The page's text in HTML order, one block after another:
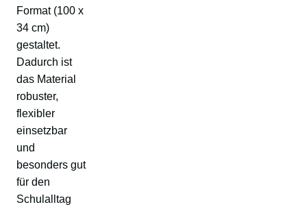
Format (100 x
34 cm)
gestaltet.
Dadurch ist
das Material
robuster,
flexibler
einsetzbar
und
besonders gut
für den
Schulalltag